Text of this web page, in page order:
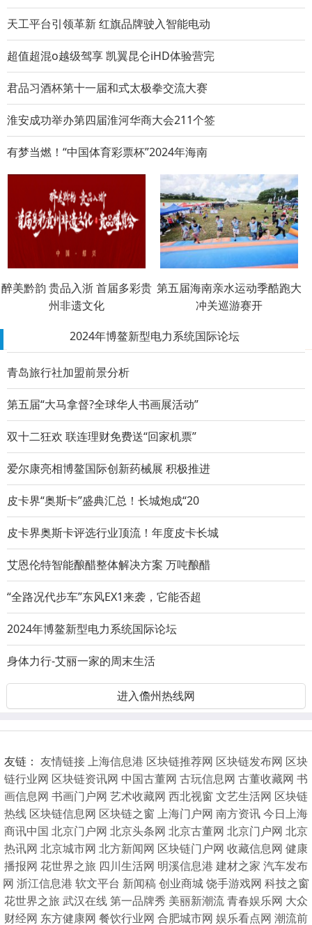
天工平台引领革新 红旗品牌驶入智能电动
超值超混o越级驾享 凯翼昆仑iHD体验营完
君品习酒杯第十一届和式太极拳交流大赛
淮安成功举办第四届淮河华商大会211个签
有梦当燃！“中国体育彩票杯”2024年海南
醉美黔韵 贵品入浙 首届多彩贵
州非遗文化
第五届海南亲水运动季酷跑大
冲关巡游赛开
2024年博鳌新型电力系统国际论坛
人民出行全国诚心招商，凭能力赚钱，欢迎
身体力行●艾丽网点建设和驿站之行
身体力行●艾丽网点建设和驿站之行
身体力行●艾丽新产品筹划
身体力行-艾丽的取经之旅
身体力行-艾丽一家的周末生活
醉美黔韵 贵品入浙 首届多彩贵州非遗文化
入场即领鸡，现场抽泰国双人游+云南双人
长期出售陌陌号陌陌老女号-陌陌实名号-陌
青岛旅行社加盟前景分析
第五届“大马拿督?全球华人书画展活动”
双十二狂欢 联连理财免费送“回家机票”
爱尔康亮相博鳌国际创新药械展 积极推进
皮卡界“奥斯卡”盛典汇总！长城炮成“20
皮卡界奥斯卡评选行业顶流！年度皮卡长城
艾恩伦特智能酿醋整体解决方案 万吨酿醋
“全路况代步车”东风EX1来袭，它能否超
2024年博鳌新型电力系统国际论坛
身体力行-艾丽一家的周末生活
进入儋州热线网
友链： 友情链接上海信息港 区块链推荐网 区块链发布网 区块
链行业网 区块链资讯网 中国古董网 古玩信息网 古董收藏网 书
画信息网 书画门户网 艺术收藏网 西北视窗 文艺生活网 区块链
热线 区块链信息网 区块链之窗 上海门户网 南方资讯今日上海
商讯中国 北京门户网 北京头条网 北京古董网 北京门户网 北京
热讯网 北京城市网 北方新闻网 区块链门户网 收藏信息网 健康
播报网 花世界之旅 四川生活网 明溪信息港 建材之家 汽车发布
网 浙江信息港 软文平台 新闻稿创业商城饶手游戏网 科技之窗
花世界之旅 武汉在线第一品牌秀 美丽新潮流青春娱乐网 大众
财经网 东方健康网 餐饮行业网 合肥城市网 娱乐看点网 潮流前